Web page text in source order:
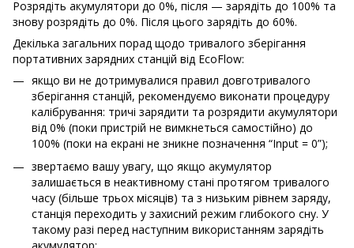
Розрядіть акумулятори до 0%, після — зарядіть до 100% та
знову розрядіть до 0%. Після цього зарядіть до 60%.
Декілька загальних порад щодо тривалого зберігання
портативних зарядних станцій від EcoFlow:
якщо ви не дотримувалися правил довготривалого
зберігання станцій, рекомендуємо виконати процедуру
калібрування: тричі зарядити та розрядити акумулятори
від 0% (поки пристрій не вимкнеться самостійно) до
100% (поки на екрані не зникне позначення “Input = 0”);
звертаємо вашу увагу, що якщо акумулятор
залишається в неактивному стані протягом тривалого
часу (більше трьох місяців) та з низьким рівнем заряду,
станція переходить у захисний режим глибокого сну. У
такому разі перед наступним використанням зарядіть
акумулятор;